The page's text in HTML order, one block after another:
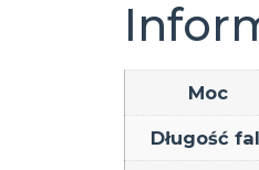
Moc
Długość